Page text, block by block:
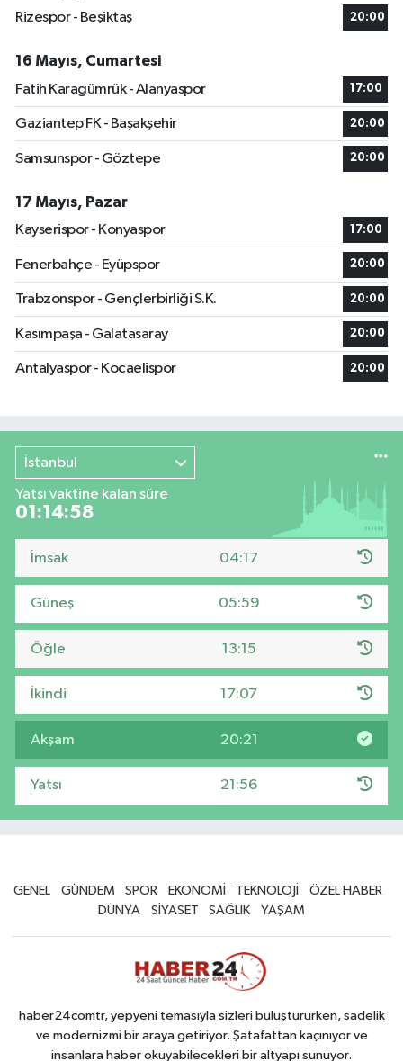
Rizespor - Beşiktaş
20:00
16 Mayıs, Cumartesi
Fatih Karagümrük - Alanyaspor
17:00
Gaziantep FK - Başakşehir 20:00
Samsunspor - Göztepe 20:00
17 Mayıs, Pazar
Kayserispor - Konyaspor
17:00
Fenerbahçe - Eyüpspor 20:00
Trabzonspor - Gençlerbirliği S.K. 20:00
Kasımpaşa - Galatasaray 20:00
Antalyaspor - Kocaelispor 20:00
İstanbul
Yatsı vaktine kalan süre
01:14:58
İmsak 04:17
Güneş 05:59
Öğle 13:15
İkindi 17:07
Akşam 20:21
Yatsı 21:56
GENEL GÜNDEM SPOR EKONOMİ TEKNOLOJİ
ÖZEL HABER
DÜNYA
SİYASET SAĞLIK YAŞAM
haber24comtr, yepyeni temasıyla sizleri buluştururken, sadelik
ve modernizmi bir araya getiriyor. Şatafattan kaçınıyor ve
insanlara haber okuyabilecekleri bir altyapı sunuyor.